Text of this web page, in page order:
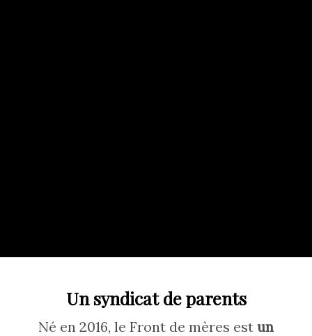
Un syndicat de parents
Né en 2016, le Front de mères est un